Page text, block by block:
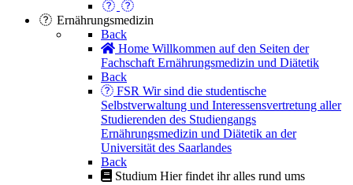
Ernährungsmedizin
Back
Home Willkommen auf den Seiten der
Fachschaft Ernährungsmedizin und Diätetik
Back
FSR Wir sind die studentische
Selbstverwaltung und Interessensvertretung aller
Studierenden des Studiengangs
Ernährungsmedizin und Diätetik an der
Universität des Saarlandes
Back
Studium Hier findet ihr alles rund ums